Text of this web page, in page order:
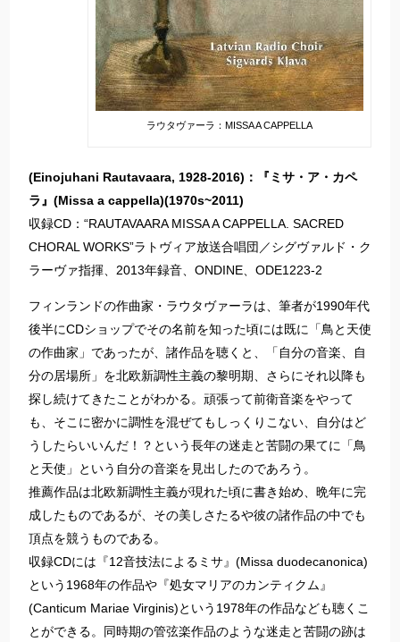
ラウタヴァーラ：MISSA A CAPPELLA
(Einojuhani Rautavaara, 1928-2016)：『ミサ・ア・カペ
ラ』(Missa a cappella)(1970s~2011)
収録CD：“RAUTAVAARA MISSA A CAPPELLA. SACRED
CHORAL WORKS”ラトヴィア放送合唱団／シグヴァルド・ク
ラーヴァ指揮、2013年録音、ONDINE、ODE1223-2
フィンランドの作曲家・ラウタヴァーラは、筆者が1990年代
後半にCDショップでその名前を知った頃には既に「鳥と天使
の作曲家」であったが、諸作品を聴くと、「自分の音楽、自
分の居場所」を北欧新調性主義の黎明期、さらにそれ以降も
探し続けてきたことがわかる。頑張って前衛音楽をやって
も、そこに密かに調性を混ぜてもしっくりこない、自分はど
うしたらいいんだ！？という長年の迷走と苦闘の果てに「鳥
と天使」という自分の音楽を見出したのであろう。
推薦作品は北欧新調性主義が現れた頃に書き始め、晩年に完
成したものであるが、その美しさたるや彼の諸作品の中でも
頂点を競うものである。
収録CDには『12音技法によるミサ』(Missa duodecanonica)
という1968年の作品や『処女マリアのカンティクム』
(Canticum Mariae Virginis)という1978年の作品なども聴くこ
とができる。同時期の管弦楽作品のような迷走と苦闘の跡は